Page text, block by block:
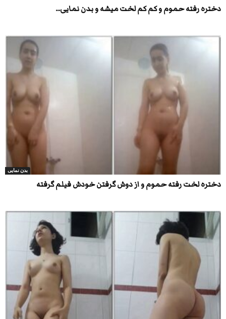
دختره رفته حموم و کم کم لخت میشه و بدن نمایی...
بدن نمایی
دختره لخت رفته حموم و از دوش گرفتن خودش فیلم گرفته